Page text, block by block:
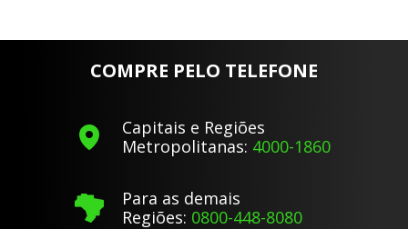
COMPRE PELO TELEFONE
Capitais e Regiões
Metropolitanas: 4000-1860
Para as demais
Regiões: 0800-448-8080